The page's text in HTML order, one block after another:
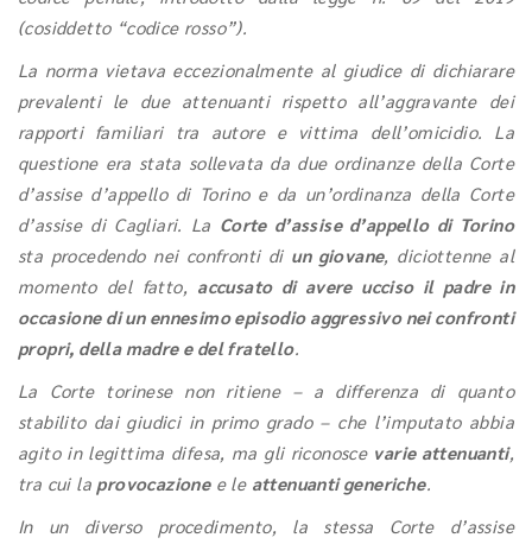
(cosiddetto “codice rosso”).
La norma vietava eccezionalmente al giudice di dichiarare
prevalenti le due attenuanti rispetto all’aggravante dei
rapporti familiari tra autore e vittima dell’omicidio. La
questione era stata sollevata da due ordinanze della Corte
d’assise d’appello di Torino e da un’ordinanza della Corte
d’assise di Cagliari. La Corte d’assise d’appello di Torino
sta procedendo nei confronti di un giovane, diciottenne al
momento del fatto, accusato di avere ucciso il padre in
occasione di un ennesimo episodio aggressivo nei confronti
propri, della madre e del fratello.
La Corte torinese non ritiene – a differenza di quanto
stabilito dai giudici in primo grado – che l’imputato abbia
agito in legittima difesa, ma gli riconosce varie attenuanti,
tra cui la provocazionee le attenuanti generiche.
In un diverso procedimento, la stessa Corte d’assise